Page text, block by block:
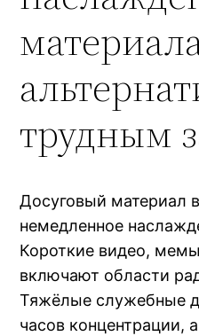
трудным
Досуговый материал
немедленное
Короткие видео,
включают области
Тяжёлые служебные
часов концентрации,